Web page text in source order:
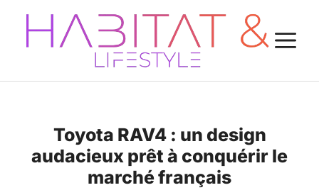
Aller
contenu
Toyota RAV4 : un design
audacieux prêt à conquérir le
marché français